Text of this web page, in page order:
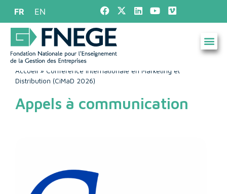
FR EN
Accueil » Conférence Internationale en Marketing et
Distribution (CiMaD 2026)
Appels à communication